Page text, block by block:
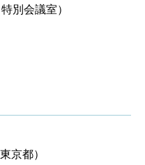
別会議室）
京都）